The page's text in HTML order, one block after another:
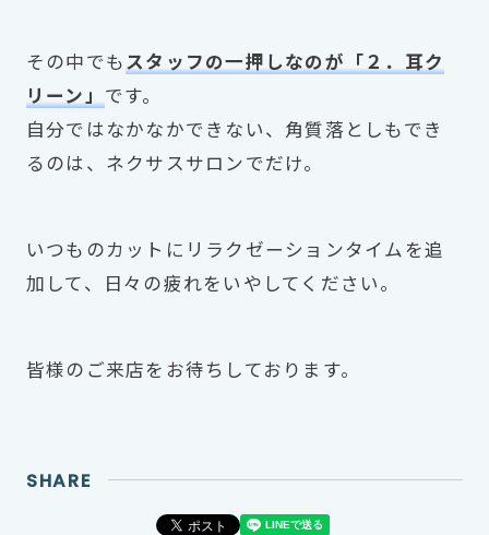
その中でもスタッフの一押しなのが「２．耳ク
リーン」 です。
自分ではなかなかできない、角質落としもでき
るのは、ネクサスサロンでだけ。
いつものカットにリラクゼーションタイムを追
加して、日々の疲れをいやしてください。
皆様のご来店をお待ちしております。
SHARE